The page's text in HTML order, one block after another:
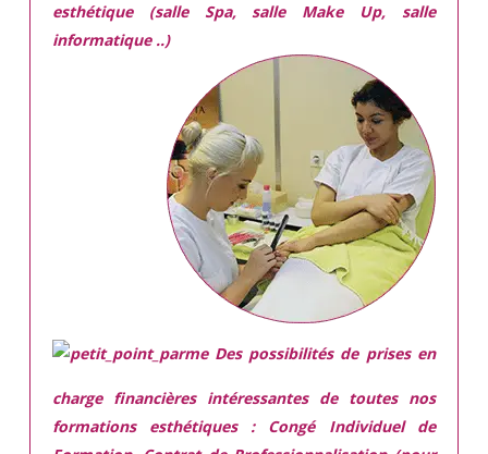
esthétique (salle Spa, salle Make Up, salle
informatique ..)
Des possibilités de prises en
charge financières intéressantes de toutes nos
formations esthétiques :Congé Individuel de